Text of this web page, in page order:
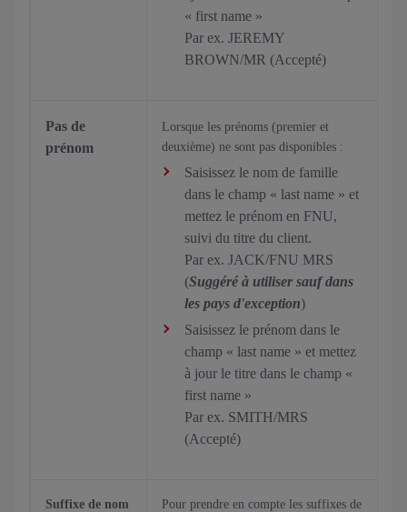
« first name »
Par ex. JEREMY
BROWN/MR (Accepté)
Pas de
prénom
Lorsque les prénoms (premier et
deuxième) ne sont pas disponibles :
Saisissez le nom de famille
dans le champ « last name » et
mettez le prénom en FNU,
suivi du titre du client.
Par ex. JACK/FNU MRS
(Suggéré à utiliser sauf dans
les pays d'exception)
Saisissez le prénom dans le
champ « last name » et mettez
à jour le titre dans le champ «
first name »
Par ex. SMITH/MRS
(Accepté)
Suffixe de nom
Pour prendre en compte les suffixes de